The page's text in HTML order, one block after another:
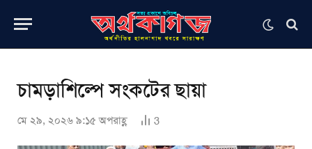
চামড়াশিল্পে সংকটের ছায়া
মে ২৯, ২০২৬ ৯:১৫ অপরাহ্ণ 3